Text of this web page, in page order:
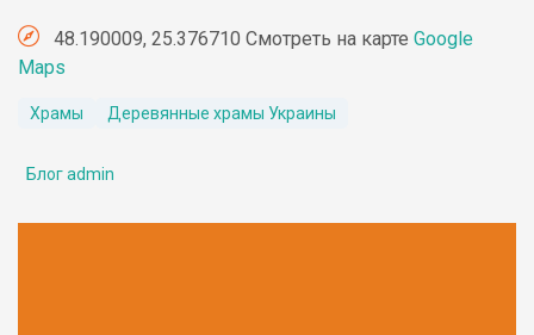
48.190009, 25.376710 Смотреть на карте Google
Maps
Храмы Деревянные храмы Украины
Блог admin